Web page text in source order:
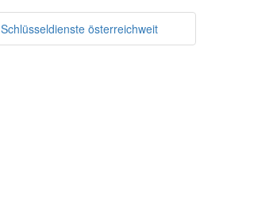
Schlüsseldienste österreichweit